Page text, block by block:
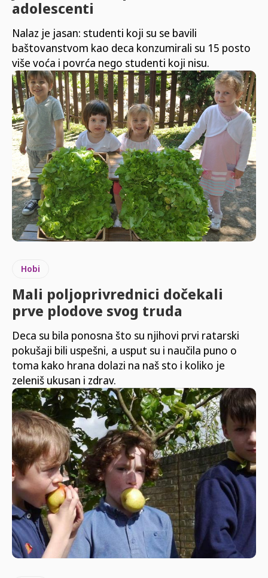
adolescenti
Nalaz je jasan: studenti koji su se bavili
baštovanstvom kao deca konzumirali su 15 posto
više voća i povrća nego studenti koji nisu.
Hobi
Mali poljoprivrednici dočekali
prve plodove svog truda
Deca su bila ponosna što su njihovi prvi ratarski
pokušaji bili uspešni, a usput su i naučila puno o
toma kako hrana dolazi na naš sto i koliko je
zeleniš ukusan i zdrav.